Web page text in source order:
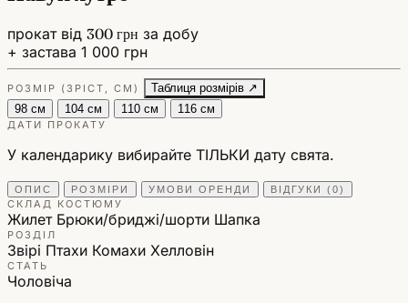
прокат від 300 грн за добу
+ застава 1 000 грн
РОЗМІР (ЗРІСТ, СМ)
Таблиця розмірів ↗
98 см
104 см 110 см 116 см
ДАТИ ПРОКАТУ
У календарику вибирайте ТІЛЬКИ дату свята.
ОПИС РОЗМІРИ УМОВИ ОРЕНДИ ВІДГУКИ (0)
СКЛАД КОСТЮМУ
Жилет Брюки/бриджі/шорти Шапка
РОЗДІЛ
Звірі Птахи Комахи Хелловін
СТАТЬ
Чоловіча